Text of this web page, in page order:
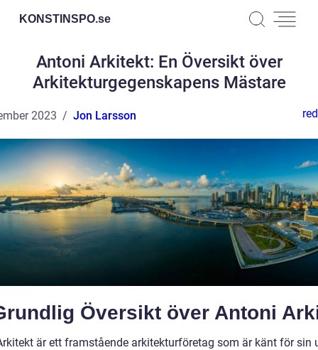
KONSTINSPO.se
Antoni Arkitekt: En Översikt över
Arkitekturgegenskapens Mästare
2023 Jon Larsson
Översikt över Antoni
är ett framstående arkitekturföretag som är känt för sin